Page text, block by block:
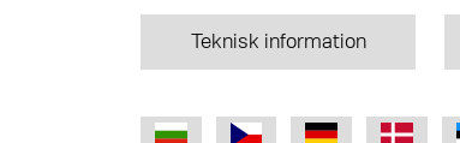
Teknisk information